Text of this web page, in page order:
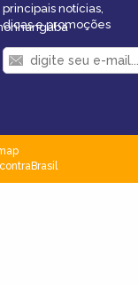
principais notícias,
dicas e promoções